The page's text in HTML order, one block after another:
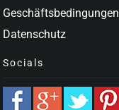
Geschäftsbedingungen
Datenschutz
Socials